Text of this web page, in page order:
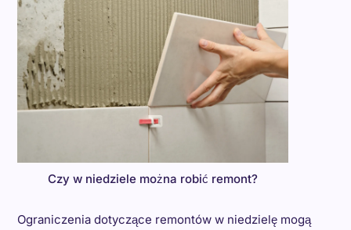
Czy w niedziele można robić remont?
Ograniczenia dotyczące remontów w niedzielę mogą